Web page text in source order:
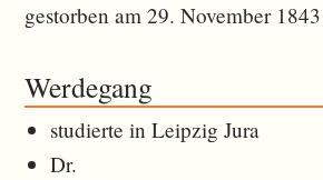
gestorben am 29. November
Werdegang
studierte in Leipzig Jura
Dr.